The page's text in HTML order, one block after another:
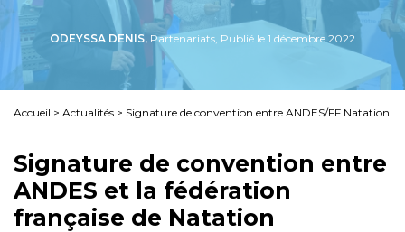
ODEYSSA DENIS, Partenariats, Publié le 1 décembre 2022
Accueil > Actualités > Signature de convention entre ANDES/FF Natation
Signature de convention entre
ANDES et la fédération
française de Natation